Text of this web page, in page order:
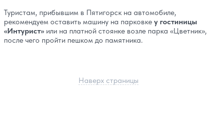
Туристам, прибывшим в Пятигорск на автомобиле,
рекомендуем оставить машину на парковке у гостиницы
«Интурист» или на платной стоянке возле парка «Цветник»,
после чего пройти пешком до памятника.
Наверх страницы